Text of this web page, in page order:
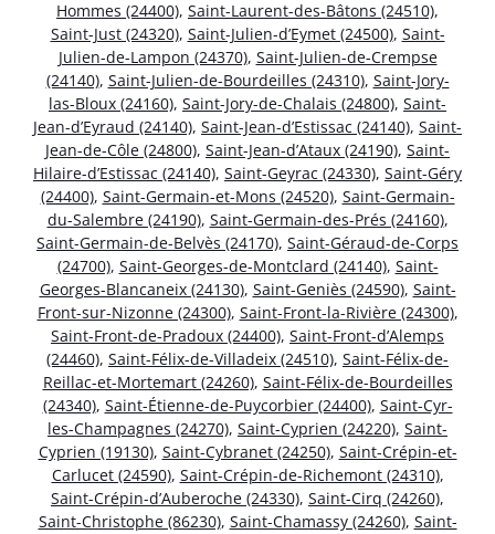
Hommes (24400), Saint-Laurent-des-Bâtons (24510),
Saint-Just (24320), Saint-Julien-d’Eymet (24500), Saint-
Julien-de-Lampon (24370), Saint-Julien-de-Crempse
(24140), Saint-Julien-de-Bourdeilles (24310), Saint-Jory-
las-Bloux (24160), Saint-Jory-de-Chalais (24800), Saint-
Jean-d’Eyraud (24140), Saint-Jean-d’Estissac (24140), Saint-
Jean-de-Côle (24800), Saint-Jean-d’Ataux (24190), Saint-
Hilaire-d’Estissac (24140), Saint-Geyrac (24330), Saint-Géry
(24400), Saint-Germain-et-Mons (24520), Saint-Germain-
du-Salembre (24190), Saint-Germain-des-Prés (24160),
Saint-Germain-de-Belvès (24170), Saint-Géraud-de-Corps
(24700), Saint-Georges-de-Montclard (24140), Saint-
Georges-Blancaneix (24130), Saint-Geniès (24590), Saint-
Front-sur-Nizonne (24300), Saint-Front-la-Rivière (24300),
Saint-Front-de-Pradoux (24400), Saint-Front-d’Alemps
(24460), Saint-Félix-de-Villadeix (24510), Saint-Félix-de-
Reillac-et-Mortemart (24260), Saint-Félix-de-Bourdeilles
(24340), Saint-Étienne-de-Puycorbier (24400), Saint-Cyr-
les-Champagnes (24270), Saint-Cyprien (24220), Saint-
Cyprien (19130), Saint-Cybranet (24250), Saint-Crépin-et-
Carlucet (24590), Saint-Crépin-de-Richemont (24310),
Saint-Crépin-d’Auberoche (24330), Saint-Cirq (24260),
Saint-Christophe (86230), Saint-Chamassy (24260), Saint-